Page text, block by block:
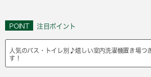
POINT 注目ポイント
人気のバス・トイレ別♪嬉しい室内洗濯機置き場つ
す！